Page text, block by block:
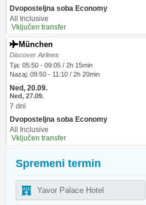
Spremeni termin
Dvoposteljna soba Economy
All Inclusive
Vključen transfer
München
Discover Airlines
Tja: 05:50 - 09:05 / 2h 15min
Nazaj: 09:50 - 11:10 / 2h 20min
Ned, 20.09.
Ned, 27.09.
7 dni
Dvoposteljna soba Economy
All Inclusive
Vključen transfer